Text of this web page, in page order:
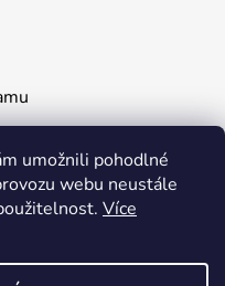
umožnili pohodlné
webu neustále
Více